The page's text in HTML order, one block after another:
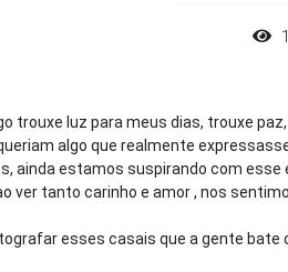
trouxe luz para meus dias, trouxe paz,
algo que realmente
ainda estamos suspirando com
ver tanto carinho e amor , nos
esses casais que a gente bate